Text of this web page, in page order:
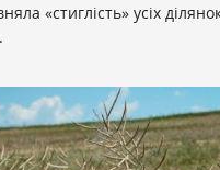
«стиглість» усіх